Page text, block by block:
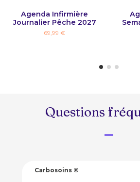
Agenda Infirmière
Journalier Pêche 2027
69,99 €
Questions
Carbosoins ©